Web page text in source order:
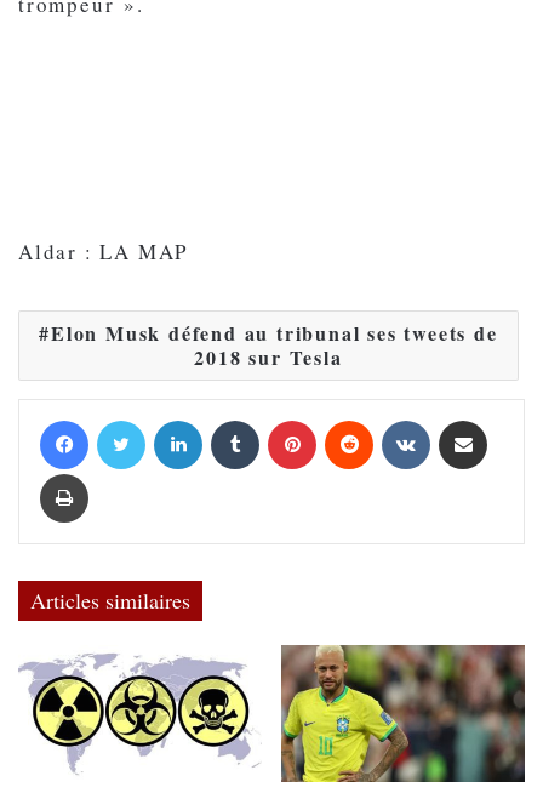
Aldar : LA MAP
Elon Musk défend au tribunal ses tweets de
2018 sur Tesla
Articles similaires